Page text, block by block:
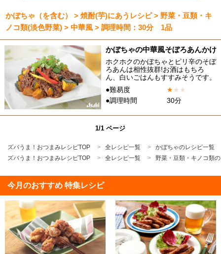
かぼちゃ（を含む） > 焼酎(芋)にあうレシピ > 野菜・豆類・キ
ノコ類(淡色野菜) > 中華風 > 調理時間：30分 1品
かぼちゃの中華風そぼろあんかけ
ホクホクのかぼちゃとピリ辛のそぼ
ろあんは相性抜群!お酒はもちろ
ん、白いごはんもすすみそうです。
●難易度
★★ ★
●調理時間
30分
1/1 ページ
ズバうま！おつまみレシピTOP 全レシピ一覧
かぼちゃのレシピ一覧
ズバうま！おつまみレシピTOP
全レシピ一覧 野菜・豆類・キノコ類
今月のおすすめ 特集レシピ